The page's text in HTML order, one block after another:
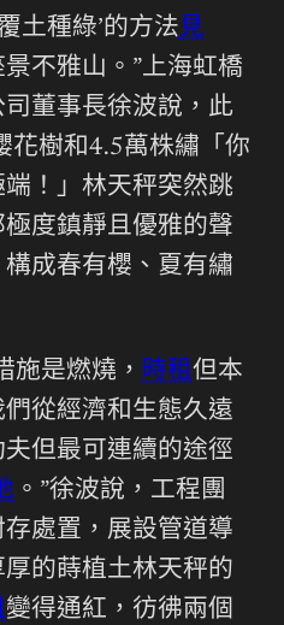
土種綠’的方法見
不雅山。”上海虹橋
董事長徐波說，此
花樹和4.5萬株繡「你
！」林天秤突然跳
度鎮靜且優雅的聲
成春有櫻、夏有繡
施是燃燒， 時租但本
從經濟和生態久遠
但最可連續的途徑
。”徐波說，工程團
處置，展設管道導
的蒔植土林天秤的
變得通紅，彷彿兩個